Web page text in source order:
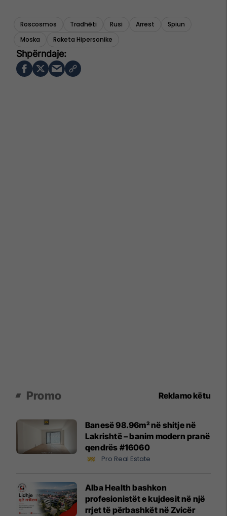
Roscosmos Tradhëti Rusi Arrest
Spiun
Moska
Raketa Hipersonike
Promo Reklamo këtu
Banesë 98.96m² në shitje në
Lakrishtë – banim modern pranë
qendrës #16060
Pro Real Estate
Alba Health bashkon
profesionistët e kujdesit në një
rrjet të përbashkët në Zvicër